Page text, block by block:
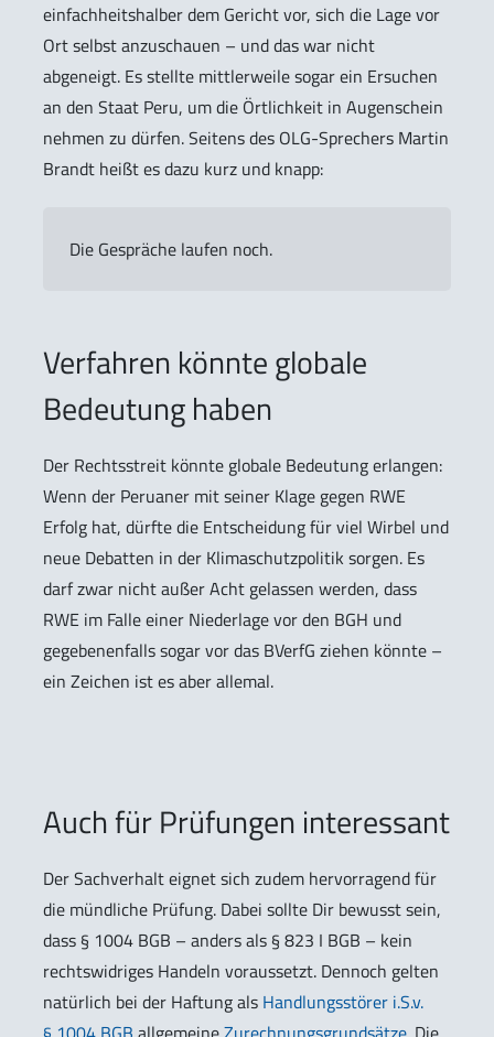
einfachheitshalber dem Gericht vor, sich die Lage vor
Ort selbst anzuschauen – und das war nicht
abgeneigt. Es stellte mittlerweile sogar ein Ersuchen
an den Staat Peru, um die Örtlichkeit in Augenschein
nehmen zu dürfen. Seitens des OLG-Sprechers Martin
Brandt heißt es dazu kurz und knapp:
Die Gespräche laufen noch.
Verfahren könnte globale
Bedeutung haben
Der Rechtsstreit könnte globale Bedeutung erlangen:
Wenn der Peruaner mit seiner Klage gegen RWE
Erfolg hat, dürfte die Entscheidung für viel Wirbel und
neue Debatten in der Klimaschutzpolitik sorgen. Es
darf zwar nicht außer Acht gelassen werden, dass
RWE im Falle einer Niederlage vor den BGH und
gegebenenfalls sogar vor das BVerfG ziehen könnte –
ein Zeichen ist es aber allemal.
Auch für Prüfungen interessant
Der Sachverhalt eignet sich zudem hervorragend für
die mündliche Prüfung. Dabei sollte Dir bewusst sein,
dass § 1004 BGB – anders als § 823 I BGB – kein
rechtswidriges Handeln voraussetzt. Dennoch gelten
natürlich bei der Haftung als Handlungsstörer i.S.v.